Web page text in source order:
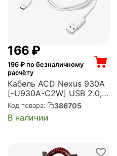
‍166‍ ₽
196 ₽ по безналичному
расчёту
Кабель ACD Nexus 930A
[-U930A-C2W] USB 2.0,
USB-A male - USB-C
male, 2м, 12В, 3А, Белый
(ACD-U930A-C2W)
Код товара: 386705
В наличии